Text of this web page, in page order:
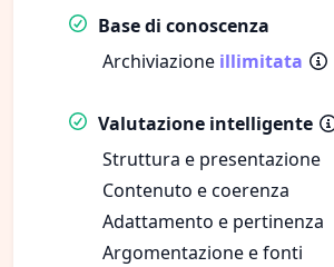
Base di conoscenza
Archiviazione illimitata
Valutazione intelligente
Struttura e presentazione
Contenuto e coerenza
Adattamento e pertinenza
Argomentazione e fonti